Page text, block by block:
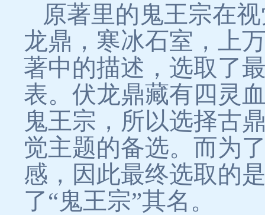
原著里的鬼王宗在
龙鼎，寒冰石室，上
著中的描述，选取了
表。伏龙鼎藏有四灵
鬼王宗，所以选择古
觉主题的备选。而为
感，因此最终选取的
了“鬼王宗”其名。